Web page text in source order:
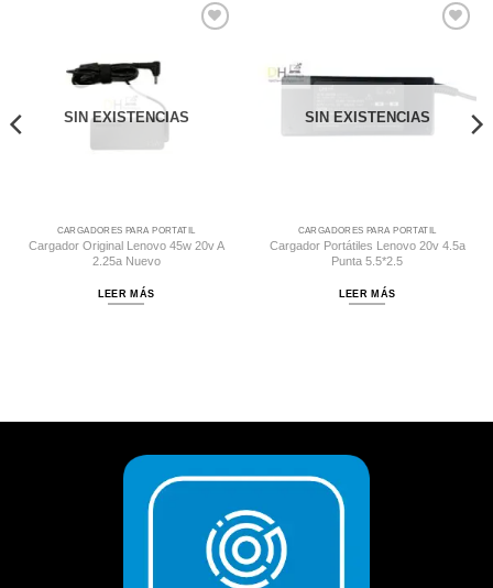
SIN EXISTENCIAS
CARGADORES PARA PORTATIL
Cargador Original Lenovo 45w 20v A
2.25a Nuevo
LEER MÁS
SIN EXISTENCIAS
CARGADORES PARA PORTATIL
Cargador Portátiles Lenovo 20v 4.5a
Punta 5.5*2.5
LEER MÁS